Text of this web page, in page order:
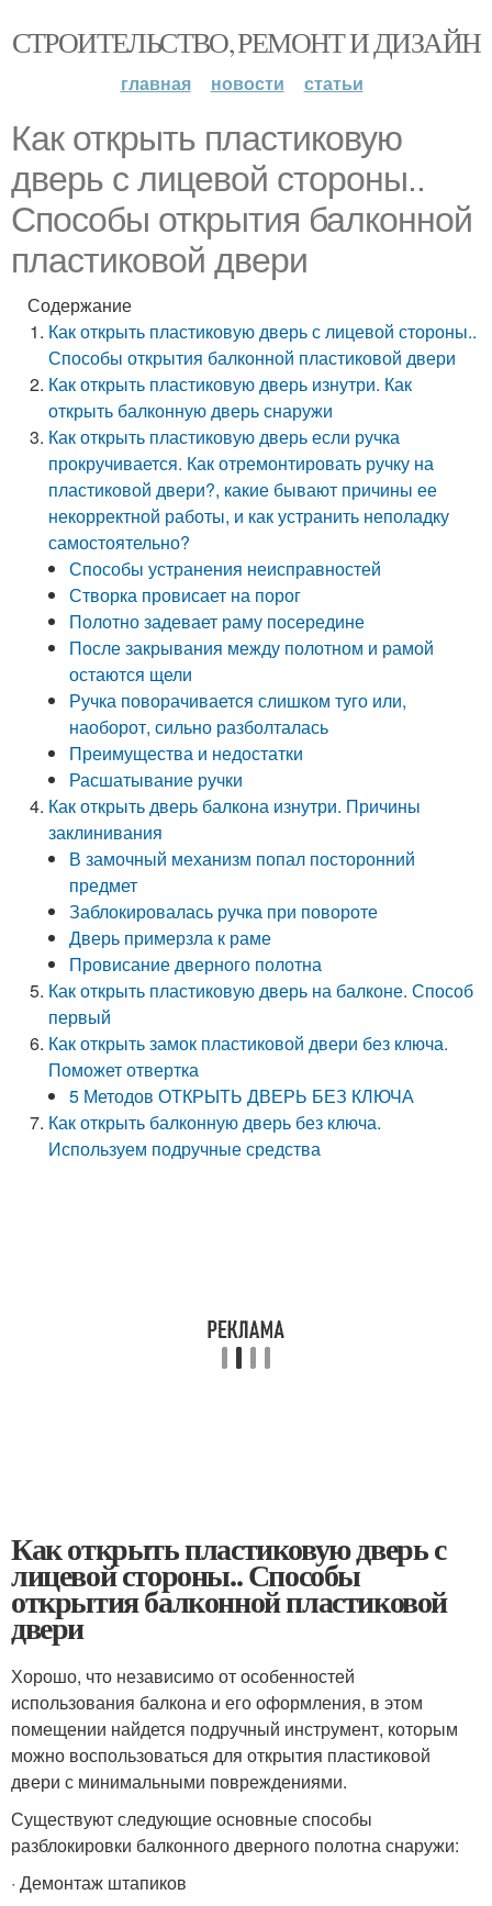
СТРОИТЕЛЬСТВО, РЕМОНТ И ДИЗАЙН
главная новости статьи
Как открыть пластиковую
дверь с лицевой стороны..
Способы открытия балконной
пластиковой двери
Содержание
Как открыть пластиковую дверь с лицевой стороны..
Способы открытия балконной пластиковой двери
Как открыть пластиковую дверь изнутри. Как
открыть балконную дверь снаружи
Как открыть пластиковую дверь если ручка
прокручивается. Как отремонтировать ручку на
пластиковой двери?, какие бывают причины ее
некорректной работы, и как устранить неполадку
самостоятельно?
Способы устранения неисправностей
Створка провисает на порог
Полотно задевает раму посередине
После закрывания между полотном и рамой
остаются щели
Ручка поворачивается слишком туго или,
наоборот, сильно разболталась
Преимущества и недостатки
Расшатывание ручки
Как открыть дверь балкона изнутри. Причины
заклинивания
В замочный механизм попал посторонний
предмет
Заблокировалась ручка при повороте
Дверь примерзла к раме
Провисание дверного полотна
Как открыть пластиковую дверь на балконе. Способ
первый
Как открыть замок пластиковой двери без ключа.
Поможет отвертка
5 Методов ОТКРЫТЬ ДВЕРЬ БЕЗ КЛЮЧА
Как открыть балконную дверь без ключа.
Используем подручные средства
Как открыть пластиковую дверь с
лицевой стороны.. Способы
открытия балконной пластиковой
двери
Хорошо, что независимо от особенностей
использования балкона и его оформления, в этом
помещении найдется подручный инструмент, которым
можно воспользоваться для открытия пластиковой
двери с минимальными повреждениями.
Существуют следующие основные способы
разблокировки балконного дверного полотна снаружи:
· Демонтаж штапиков